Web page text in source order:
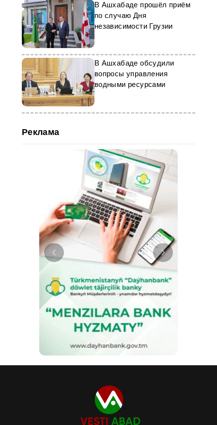
В Ашхабаде прошёл приём
по случаю Дня
независимости Грузии
В Ашхабаде обсудили
вопросы управления
водными ресурсами
Реклама